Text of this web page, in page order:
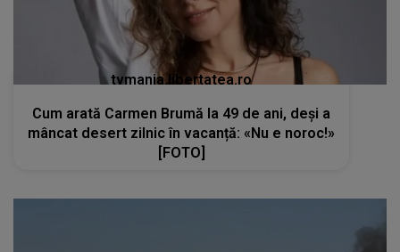
tvmania.libertatea.ro
Cum arată Carmen Brumă la 49 de ani, deși a
mâncat desert zilnic în vacanță: «Nu e noroc!»
[FOTO]